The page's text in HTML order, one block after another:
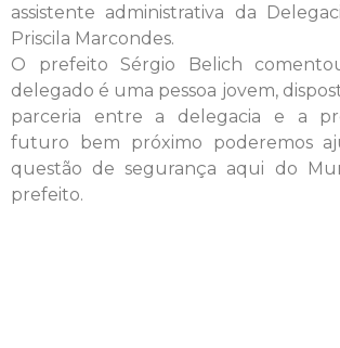
assistente administrativa da
Priscila Marcondes.
O prefeito Sérgio Belich
delegado é uma pessoa jovem,
parceria entre a delegacia e a
futuro bem próximo poderemos
questão de segurança aqui do
prefeito.